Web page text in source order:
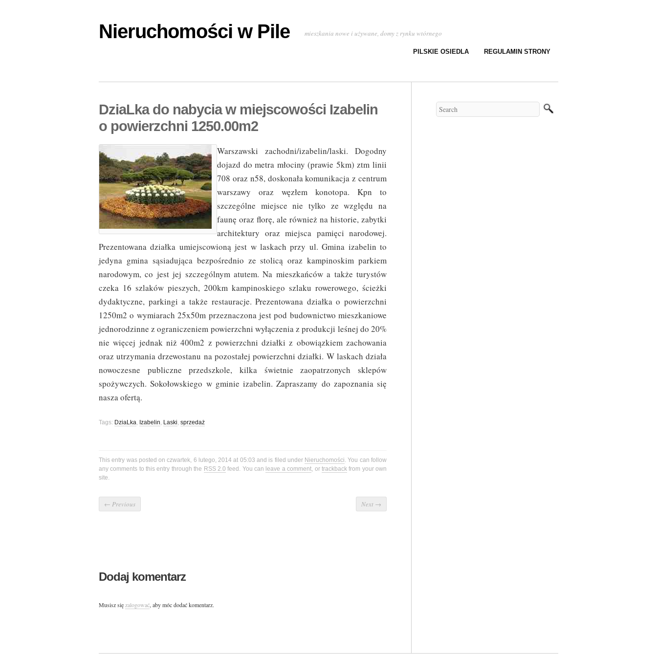
Nieruchomości w Pile mieszkania nowe i używane, domy z rynku wtórnego
PILSKIE OSIEDLA REGULAMIN STRONY
DziaLka do nabycia w miejscowości Izabelin
o powierzchni 1250.00m2
Warszawski zachodni/izabelin/laski. Dogodny
dojazd do metra młociny (prawie 5km) ztm linii
708 oraz n58, doskonała komunikacja z centrum
warszawy oraz węzłem konotopa. Kpn to
szczególne miejsce nie tylko ze względu na
faunę oraz florę, ale również na historie, zabytki
architektury oraz miejsca pamięci narodowej.
Prezentowana działka umiejscowioną jest w laskach przy ul. Gmina izabelin to
jedyna gmina sąsiadująca bezpośrednio ze stolicą oraz kampinoskim parkiem
narodowym, co jest jej szczególnym atutem. Na mieszkańców a także turystów
czeka 16 szlaków pieszych, 200km kampinoskiego szlaku rowerowego, ścieżki
dydaktyczne, parkingi a także restauracje. Prezentowana działka o powierzchni
1250m2 o wymiarach 25x50m przeznaczona jest pod budownictwo mieszkaniowe
jednorodzinne z ograniczeniem powierzchni wyłączenia z produkcji leśnej do 20%
nie więcej jednak niż 400m2 z powierzchni działki z obowiązkiem zachowania
oraz utrzymania drzewostanu na pozostałej powierzchni działki. W laskach działa
nowoczesne publiczne przedszkole, kilka świetnie zaopatrzonych sklepów
spożywczych. Sokołowskiego w gminie izabelin. Zapraszamy do zapoznania się
nasza ofertą.
Tags: DziaLka, Izabelin, Laski, sprzedaż
This entry was posted on czwartek, 6 lutego, 2014 at 05:03 and is filed under Nieruchomości. You can follow
any comments to this entry through the RSS 2.0 feed. You can leave a comment, or trackbackfrom your own
site.
← Previous Next →
Dodaj komentarz
Musisz sięzalogować, aby móc dodać komentarz.